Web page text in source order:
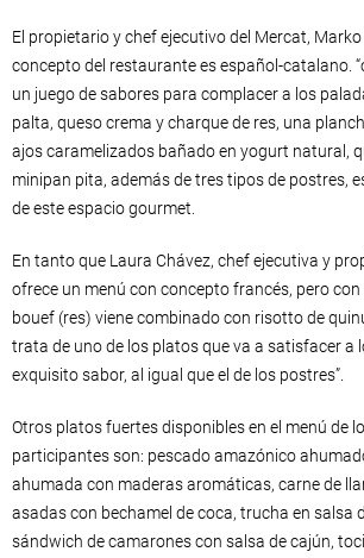
El propietario y chef ejecutivo del Mercat, Marko
concepto del restaurante es español-catalano.
un juego de sabores para complacer a los
palta, queso crema y charque de res, una
ajos caramelizados bañado en yogurt natural,
minipan pita, además de tres tipos de postres,
de este espacio gourmet.
En tanto que Laura Chávez, chef ejecutiva y
ofrece un menú con concepto francés, pero con
bouef (res) viene combinado con risotto de
trata de uno de los platos que va a satisfacer a
exquisito sabor, al igual que el de los postres”.
Otros platos fuertes disponibles en el menú de
participantes son: pescado amazónico
ahumada con maderas aromáticas, carne de
asadas con bechamel de coca, trucha en salsa
sándwich de camarones con salsa de cajún,